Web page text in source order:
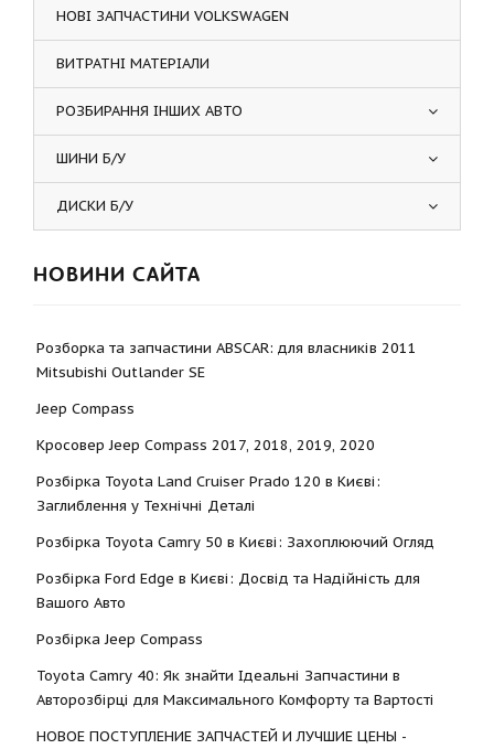
НОВІ ЗАПЧАСТИНИ VOLKSWAGEN
ВИТРАТНІ МАТЕРІАЛИ
РОЗБИРАННЯ ІНШИХ АВТО
ШИНИ Б/У
ДИСКИ Б/У
НОВИНИ САЙТА
Розборка та запчастини ABSCAR: для власників 2011
Mitsubishi Outlander SE
Jeep Compass
Кросовер Jeep Compass 2017, 2018, 2019, 2020
Розбірка Toyota Land Cruiser Prado 120 в Києві:
Заглиблення у Технічні Деталі
Розбірка Toyota Camry 50 в Києві: Захоплюючий Огляд
Розбірка Ford Edge в Києві: Досвід та Надійність для
Вашого Авто
Розбірка Jeep Compass
Toyota Camry 40: Як знайти Ідеальні Запчастини в
Авторозбірці для Максимального Комфорту та Вартості
НОВОЕ ПОСТУПЛЕНИЕ ЗАПЧАСТЕЙ И ЛУЧШИЕ ЦЕНЫ -